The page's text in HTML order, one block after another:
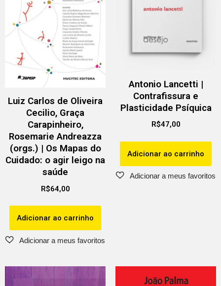
Luiz Carlos de Oliveira
Cecilio, Graça
Carapinheiro,
Rosemarie Andreazza
(orgs.) | Os Mapas do
Cuidado: o agir leigo na
saúde
R$64,00
Adicionar ao carrinho
Antonio Lancetti |
Contrafissura e
Plasticidade Psíquica
R$47,00
Adicionar ao carrinho